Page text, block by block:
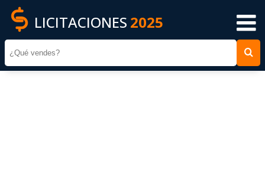
LICITACIONES 2025